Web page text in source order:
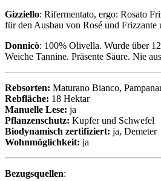
Gizziello: Rifermentato, ergo: Rosato
für den Ausbau von Rosé und
Donnicò: 100% Olivella. Wurde über
Weiche Tannine. Präsente Säure. Nie
Rebsorten: Maturano Bianco,
Rebfläche: 18 Hektar
Manuelle Lese: ja
Pflanzenschutz: Kupfer und Schwefel
Biodynamisch zertifiziert: ja, Demeter
Wohnmöglichkeit: ja
Bezugsquellen: